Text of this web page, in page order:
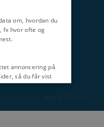
om, hvordan du
fx hvor ofte og
annoncering på
så du får vist
for dig.